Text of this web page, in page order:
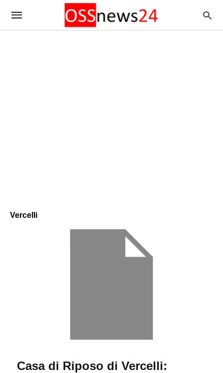
Vercelli
Casa di Riposo di Vercelli: